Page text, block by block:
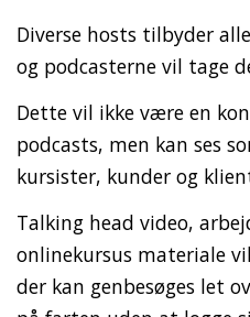
Diverse hosts tilbyder
og podcasterne vil tage
Dette vil ikke være en
podcasts, men kan ses
kursister, kunder og
Talking head video,
onlinekursus materiale
der kan genbesøges let